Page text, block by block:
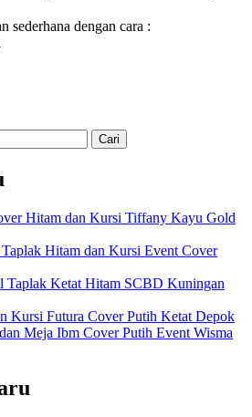
sederhana dengan cara :
Hitam dan Kursi Tiffany Kayu Gold
Hitam dan Kursi Event Cover
Taplak Ketat Hitam SCBD Kuningan
Kursi Futura Cover Putih Ketat Depok
Meja Ibm Cover Putih Event Wisma